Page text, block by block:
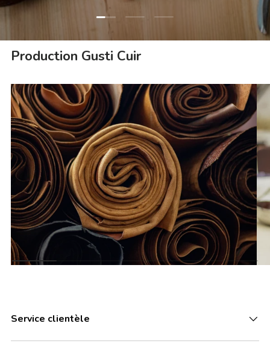
Charger la diapositive 1 de 3
Charger la diapositive 2 de 3
Charger la diapositive 3
Production Gusti Cuir
Service clientèle